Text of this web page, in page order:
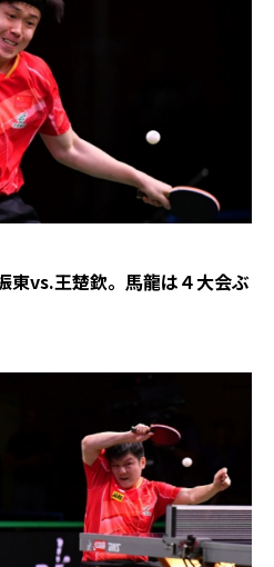
東vs.王楚欽。馬龍は４大会ぶ